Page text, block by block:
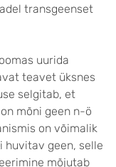
transgeenset
uurida
teavet üksnes
selgitab, et
mõni geen n-ö
on võimalik
huvitav geen, selle
mõjutab